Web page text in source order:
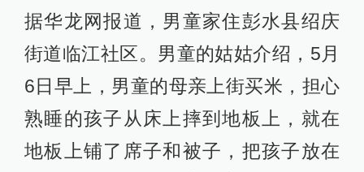
据华龙网报道，男童家住彭水县绍庆
街道临江社区。男童的姑姑介绍，5月
6日早上，男童的母亲上街买米，担心
熟睡的孩子从床上摔到地板上，就在
地板上铺了席子和被子，把孩子放在